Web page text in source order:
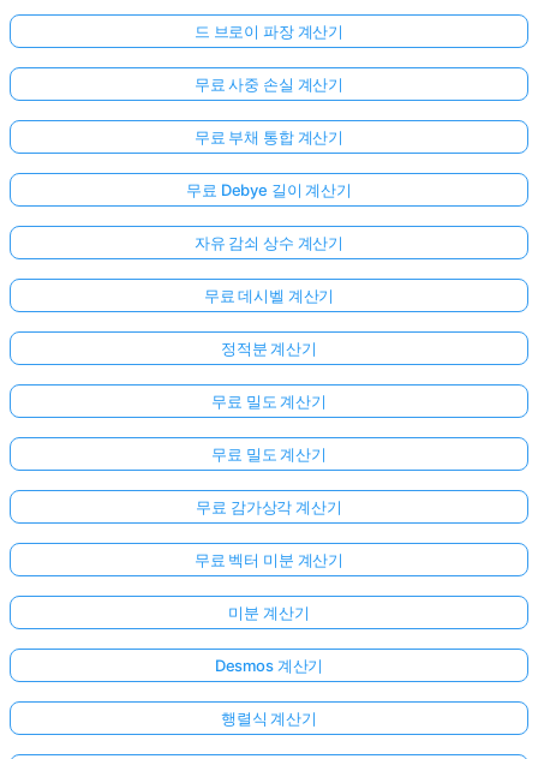
드 브로이 파장 계산기
무료 사중 손실 계산기
무료 부채 통합 계산기
무료 Debye 길이 계산기
자유 감쇠 상수 계산기
무료 데시벨 계산기
정적분 계산기
무료 밀도 계산기
무료 밀도 계산기
무료 감가상각 계산기
무료 벡터 미분 계산기
미분 계산기
Desmos 계산기
행렬식 계산기